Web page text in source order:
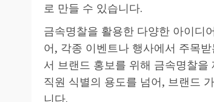
로 만들 수 있습니다.
금속명찰을 활용한 다양한 아이디
어, 각종 이벤트나 행사에서 주목
서 브랜드 홍보를 위해 금속명찰
직원 식별의 용도를 넘어, 브랜드
니다.